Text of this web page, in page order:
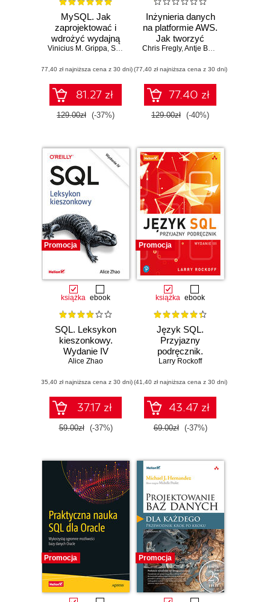
MySQL. Jak
zaprojektować i
wdrożyć wydajną
bazę danych.
Vinicius M. Grippa, Sergey Kuzmichev
(77,40 zł najniższa cena z 30 dni)
81.27 zł
129.00zł (-37%)
Inżynieria danych
na platformie AWS.
Jak tworzyć
kompletne potoki
maszynowego
Chris Fregly,Antje Barth
(77,40 zł najniższa cena z 30 dni)
77.40 zł
129.00zł (-40%)
Promocja
książka ebook
SQL. Leksykon
kieszonkowy.
Wydanie IV
Alice Zhao
(35,40 zł najniższa cena z 30 dni)
37.17 zł
59.00zł (-37%)
Promocja
książka ebook
Język SQL.
Przyjazny
podręcznik.
Wydanie III
Larry Rockoff
(41,40 zł najniższa cena z 30 dni)
43.47 zł
69.00zł (-37%)
Promocja Promocja